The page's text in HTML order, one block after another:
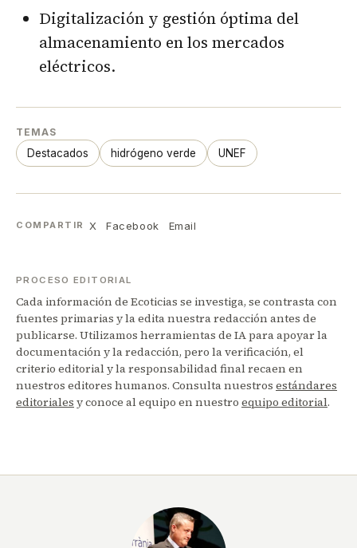
Digitalización y gestión óptima del
almacenamiento en los mercados
eléctricos.
TEMAS
Destacados hidrógeno verde UNEF
COMPARTIR X Facebook Email
PROCESO EDITORIAL
Cada información de Ecoticias se investiga, se contrasta con
fuentes primarias y la edita nuestra redacción antes de
publicarse. Utilizamos herramientas de IA para apoyar la
documentación y la redacción, pero la verificación, el
criterio editorial y la responsabilidad final recaen en
nuestros editores humanos. Consulta nuestros estándares
editoriales y conoce al equipo en nuestro equipo editorial.